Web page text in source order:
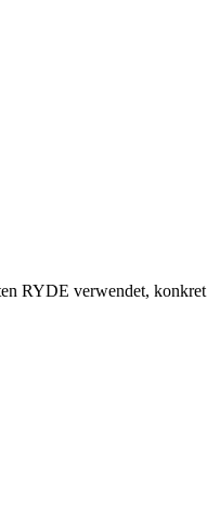
RYDE verwendet, konkret